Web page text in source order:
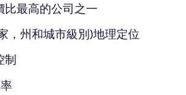
比最高的公司之一
，州和城市級別)地理定位